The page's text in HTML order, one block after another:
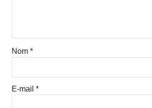
Nom *
E-mail *